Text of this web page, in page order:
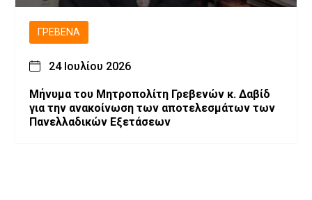
ΓΡΕΒΕΝΆ
24 Ιουλίου 2026
Μήνυμα του Μητροπολίτη Γρεβενών κ. Δαβίδ
για την ανακοίνωση των αποτελεσμάτων των
Πανελλαδικών Εξετάσεων